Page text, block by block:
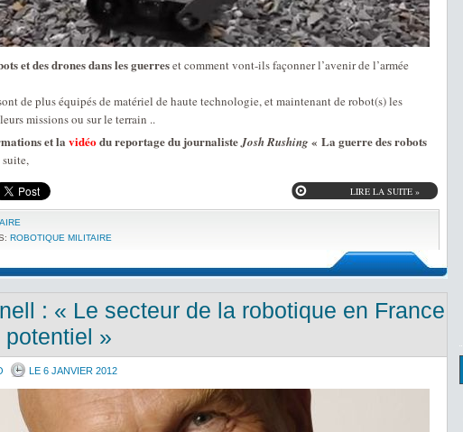
et des drones dans les guerreset comment vont-ils façonner l’avenir de l’armée
de plus équipés de matériel de haute technologie, et maintenant de robot(s) les
missions ou sur le terrain ..
et la vidéodu reportage du journalisteJosh Rushing« La guerre des robots
suite,
LIRE LA SUITE »
ROBOTIQUE MILITAIRE
: « Le secteur de la robotique en France
potentiel »
LE 6 JANVIER 2012